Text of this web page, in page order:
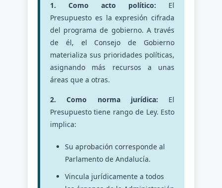
1. Como acto político: El
Presupuesto es la expresión cifrada
del programa de gobierno. A través
de él, el Consejo de Gobierno
materializa sus prioridades políticas,
asignando más recursos a unas
áreas que a otras.
2. Como norma jurídica: El
Presupuesto tiene rango de Ley. Esto
implica:
Su aprobación corresponde al
Parlamento de Andalucía.
Vincula jurídicamente a todos